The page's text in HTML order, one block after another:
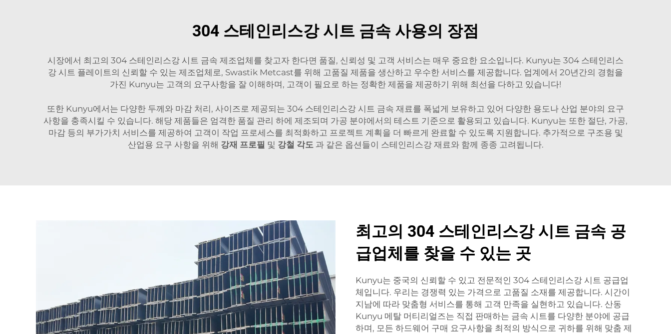
304 스테인리스강 시트 금속 사용의 장점
시장에서 최고의 304 스테인리스강 시트 금속 제조업체를 찾고자 한다면 품질, 신뢰성 및 고객 서비스는 매우 중요한 요소입니다. Kunyu는 304 스테인리스
강 시트 플레이트의 신뢰할 수 있는 제조업체로, Swastik Metcast를 위해 고품질 제품을 생산하고 우수한 서비스를 제공합니다. 업계에서 20년간의 경험을
가진 Kunyu는 고객의 요구사항을 잘 이해하며, 고객이 필요로 하는 정확한 제품을 제공하기 위해 최선을 다하고 있습니다!
또한 Kunyu에서는 다양한 두께와 마감 처리, 사이즈로 제공되는 304 스테인리스강 시트 금속 재료를 폭넓게 보유하고 있어 다양한 용도나 산업 분야의 요구
사항을 충족시킬 수 있습니다. 해당 제품들은 엄격한 품질 관리 하에 제조되며 가공 분야에서의 테스트 기준으로 활용되고 있습니다. Kunyu는 또한 절단, 가공,
마감 등의 부가가치 서비스를 제공하여 고객이 작업 프로세스를 최적화하고 프로젝트 계획을 더 빠르게 완료할 수 있도록 지원합니다. 추가적으로 구조용 및
산업용 요구 사항을 위해 강재 프로필 및 강철 각도 과 같은 옵션들이 스테인리스강 재료와 함께 종종 고려됩니다.
최고의 304 스테인리스강 시트 금속 공
급업체를 찾을 수 있는 곳
Kunyu는 중국의 신뢰할 수 있고 전문적인 304 스테인리스강 시트 공급업
체입니다. 우리는 경쟁력 있는 가격으로 고품질 소재를 제공합니다. 시간이
지남에 따라 맞춤형 서비스를 통해 고객 만족을 실현하고 있습니다. 산동
Kunyu 메탈 머티리얼즈는 직접 판매하는 금속 시트를 다양한 분야에 공급
하며, 모든 하드웨어 구매 요구사항을 최적의 방식으로 귀하를 위해 맞춤 제